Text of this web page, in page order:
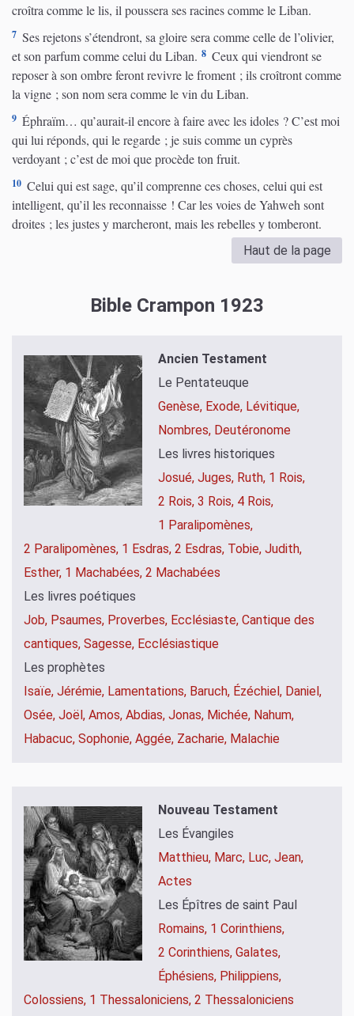
croîtra comme le lis, il poussera ses racines comme le Liban.
7 Ses rejetons s’étendront, sa gloire sera comme celle de l’olivier,
et son parfum comme celui du Liban. 8 Ceux qui viendront se
reposer à son ombre feront revivre le froment ; ils croîtront comme
la vigne ; son nom sera comme le vin du Liban.
9 Éphraïm… qu’aurait-il encore à faire avec les idoles ? C’est moi
qui lui réponds, qui le regarde ; je suis comme un cyprès
verdoyant ; c’est de moi que procède ton fruit.
10 Celui qui est sage, qu’il comprenne ces choses, celui qui est
intelligent, qu’il les reconnaisse ! Car les voies de Yahweh sont
droites ; les justes y marcheront, mais les rebelles y tomberont.
Haut de la page
Bible Crampon 1923
Ancien Testament
Le Pentateuque
Genèse, Exode, Lévitique,
Nombres, Deutéronome
Les livres historiques
Josué, Juges, Ruth, 1 Rois,
2 Rois, 3 Rois, 4 Rois,
1 Paralipomènes,
2 Paralipomènes, 1 Esdras, 2 Esdras, Tobie, Judith,
Esther, 1 Machabées, 2 Machabées
Les livres poétiques
Job, Psaumes, Proverbes, Ecclésiaste, Cantique des
cantiques, Sagesse, Ecclésiastique
Les prophètes
Isaïe, Jérémie, Lamentations, Baruch, Ézéchiel, Daniel,
Osée, Joël, Amos, Abdias, Jonas, Michée, Nahum,
Habacuc, Sophonie, Aggée, Zacharie, Malachie
Nouveau Testament
Les Évangiles
Matthieu, Marc, Luc, Jean,
Actes
Les Épîtres de saint Paul
Romains, 1 Corinthiens,
2 Corinthiens, Galates,
Éphésiens, Philippiens,
Colossiens, 1 Thessaloniciens, 2 Thessaloniciens